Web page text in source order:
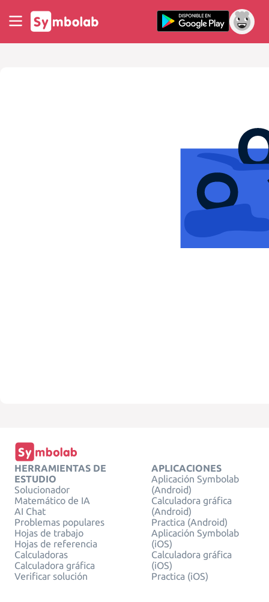
HERRAMIENTAS DE
ESTUDIO
Solucionador
Matemático de IA
AI Chat
Problemas populares
Hojas de trabajo
Hojas de referencia
Calculadoras
Calculadora gráfica
Verificar solución
APLICACIONES
Aplicación Symbolab
(Android)
Calculadora gráfica
(Android)
Practica (Android)
Aplicación Symbolab
(iOS)
Calculadora gráfica
(iOS)
Practica (iOS)